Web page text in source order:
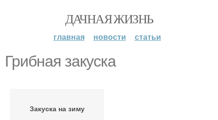
ДАЧНАЯ ЖИЗНЬ
главная новости статьи
Грибная закуска
Закуска на зиму